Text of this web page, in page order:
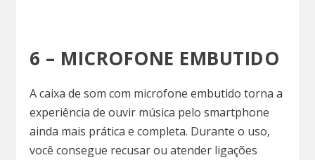
6 – MICROFONE EMBUTIDO
A caixa de som com microfone embutido torna a
experiência de ouvir música pelo smartphone
ainda mais prática e completa. Durante o uso,
você consegue recusar ou atender ligações